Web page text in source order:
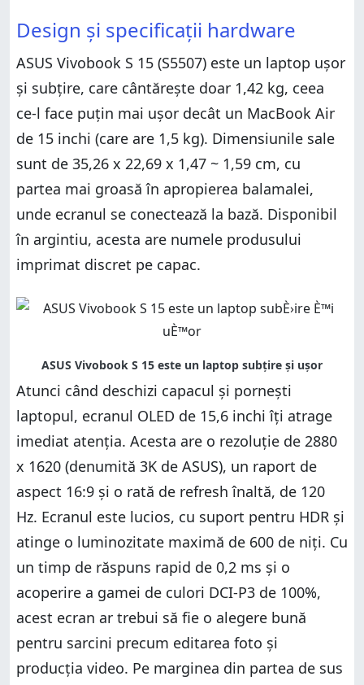
Design și specificații hardware
ASUS Vivobook S 15 (S5507) este un laptop ușor
și subțire, care cântărește doar 1,42 kg, ceea
ce-l face puțin mai ușor decât un MacBook Air
de 15 inchi (care are 1,5 kg). Dimensiunile sale
sunt de 35,26 x 22,69 x 1,47 ~ 1,59 cm, cu
partea mai groasă în apropierea balamalei,
unde ecranul se conectează la bază. Disponibil
în argintiu, acesta are numele produsului
imprimat discret pe capac.
Atunci când deschizi capacul și pornești
laptopul, ecranul OLED de 15,6 inchi îți atrage
imediat atenția. Acesta are o rezoluție de 2880
x 1620 (denumită 3K de ASUS), un raport de
aspect 16:9 și o rată de refresh înaltă, de 120
Hz. Ecranul este lucios, cu suport pentru HDR și
atinge o luminozitate maximă de 600 de niți. Cu
un timp de răspuns rapid de 0,2 ms și o
acoperire a gamei de culori DCI-P3 de 100%,
acest ecran ar trebui să fie o alegere bună
pentru sarcini precum editarea foto și
producția video. Pe marginea din partea de sus